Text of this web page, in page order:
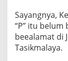
Sayangnya,
“P” itu
beealamat di
Tasikmalaya.